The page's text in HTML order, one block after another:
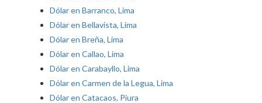
Dólar en Barranco, Lima
Dólar en Bellavista, Lima
Dólar en Breña, Lima
Dólar en Callao, Lima
Dólar en Carabayllo, Lima
Dólar en Carmen de la Legua, Lima
Dólar en Catacaos, Piura